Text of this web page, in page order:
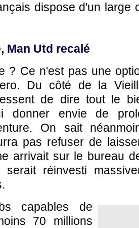
dispose d'un large
Man Utd recalé
? Ce n'est pas une
Du côté de la
de dire tout le
donner envie de
On sait
pas refuser de
arrivait sur le bureau
réinvesti
capables de
70 millions